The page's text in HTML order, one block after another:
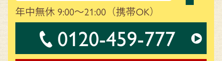
年中無休 9:00～21:00 （携帯OK）
0120-459-777